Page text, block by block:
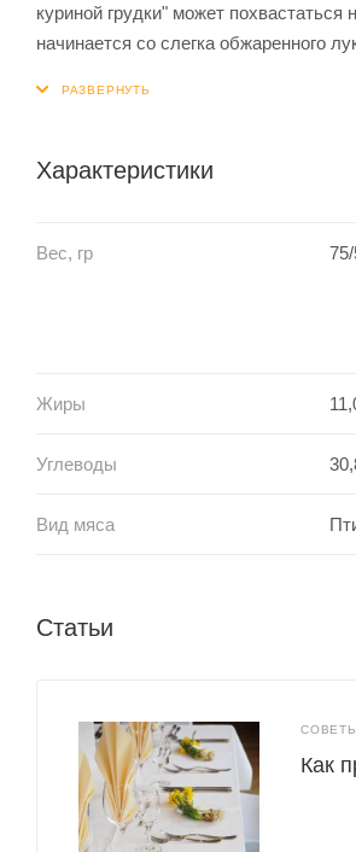
куриной грудки" может
начинается со слегка обжаренного
Характеристики
Вес, гр
Жиры
Углеводы
Вид мяса
Статьи
Как